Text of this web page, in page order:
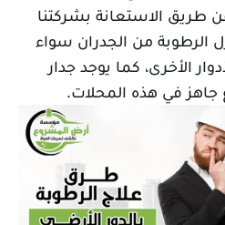
عن طريق الاستعانة بشركتنا
من الجدران سواء
الأخرى، كما يوجد جدار
جاهز في هذه المحلات.